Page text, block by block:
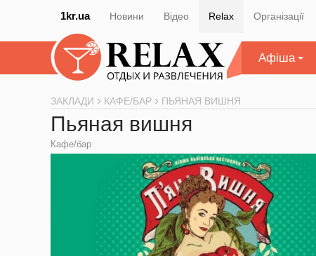
1kr.ua Новини Відео Relax Організації
Афіша
ЗАКЛАДИ КАФЕ/БАР ПЬЯНАЯ ВИШНЯ
Пьяная вишня
Кафе/бар